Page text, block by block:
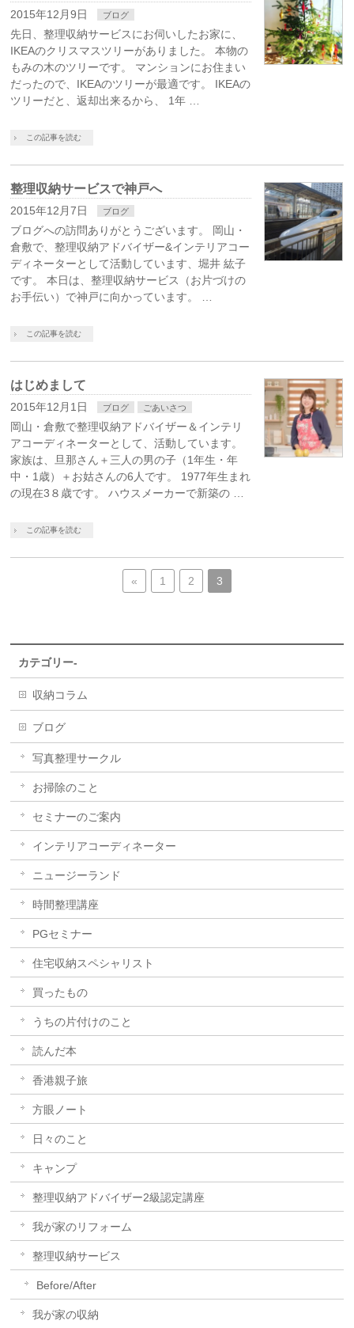
2015年12月9日 ブログ
先日、整理収納サービスにお伺いしたお家に、
IKEAのクリスマスツリーがありました。 本物の
もみの木のツリーです。 マンションにお住まい
だったので、IKEAのツリーが最適です。 IKEAの
ツリーだと、返却出来るから、 1年 …
この記事を読む
整理収納サービスで神戸へ
2015年12月7日 ブログ
ブログへの訪問ありがとうございます。 岡山・
倉敷で、整理収納アドバイザー&インテリアコー
ディネーターとして活動しています、堀井 紘子
です。 本日は、整理収納サービス（お片づけの
お手伝い）で神戸に向かっています。 …
この記事を読む
はじめまして
2015年12月1日 ブログ ごあいさつ
岡山・倉敷で整理収納アドバイザー＆インテリ
アコーディネーターとして、活動しています。
家族は、旦那さん＋三人の男の子（1年生・年
中・1歳）＋お姑さんの6人です。 1977年生まれ
の現在3８歳です。 ハウスメーカーで新築の …
この記事を読む
« 1 2 3
カテゴリー-
収納コラム
ブログ
写真整理サークル
お掃除のこと
セミナーのご案内
インテリアコーディネーター
ニュージーランド
時間整理講座
PGセミナー
住宅収納スペシャリスト
買ったもの
うちの片付けのこと
読んだ本
香港親子旅
方眼ノート
日々のこと
キャンプ
整理収納アドバイザー2級認定講座
我が家のリフォーム
整理収納サービス
Before/After
我が家の収納